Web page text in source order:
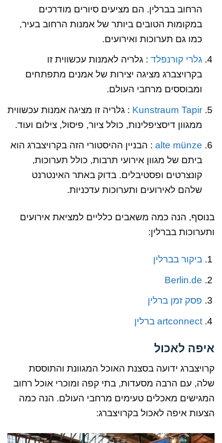
הרחוב בברלין. הם מציעים סיורים מודרכים
במקומות הטובים ביותר של אמנות הרחוב בעיר,
כמו גם תערוכות ואירועים.
גלרי קורנפלד: גלריה לאמנות עכשווית זו
בקרויצברג מציגה יצירות של אמנים מתפתחים
ומבוססים מרחבי העולם.
Kunstraum Tapir : גלריה זו מציגה אמנות עכשווית
ממגוון דיסציפלינות, כולל ציור, פיסול, צילום ועוד.
alte münze: הבניין ההיסטורי הזה בקרויצברג הוא
ביתם של מגוון אירועי תרבות, כולל תערוכות,
קונצרטים ופסטיבלים. בדוק באתר האינטרנט
שלהם לאירועים ותערוכות עדכניות.
בנוסף, הנה כמה משאבים כלליים למציאת אירועים
ותערוכות בברלין:
ביקור בברלין
Berlin.de
פסק זמן ברלין
artconnect ברלין
איפה לאכול
קרויצברג ידועה בסצנת האוכל המגוונת והתוססת
שלה, עם הרבה מסעדות, בתי קפה ומוכרי אוכל רחוב
המגישים מאכלים טעימים מרחבי העולם. הנה כמה
הצעות איפה לאכול בקרויצברג: